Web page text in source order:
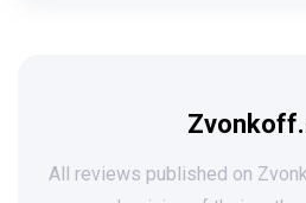
All reviews published on